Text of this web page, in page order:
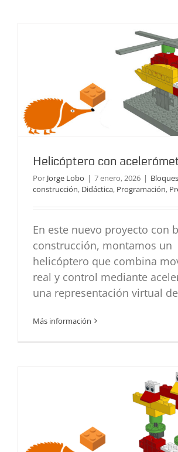
Helicóptero con
Por Jorge Lobo | 7 enero, 2026 |
construcción, Didáctica, Programación,
En este nuevo proyecto con
construcción, montamos un
helicóptero que combina
real y control mediante
una representación virtual
Más información
Echidna y construcciones: